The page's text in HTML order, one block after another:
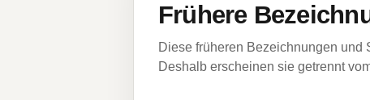
Frühere
Diese früheren Bezeichnungen
Deshalb erscheinen sie getrennt